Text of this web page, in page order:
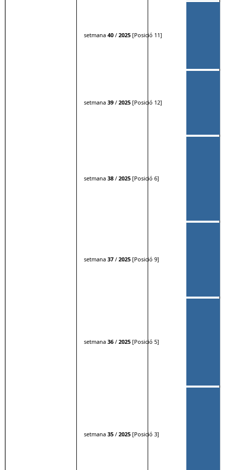
setmana 40/ 2025[Posició 11]
setmana 39/ 2025[Posició 12]
setmana 38/ 2025[Posició 6]
setmana 37/ 2025[Posició 9]
setmana 36/ 2025[Posició 5]
setmana 35/ 2025[Posició 3]